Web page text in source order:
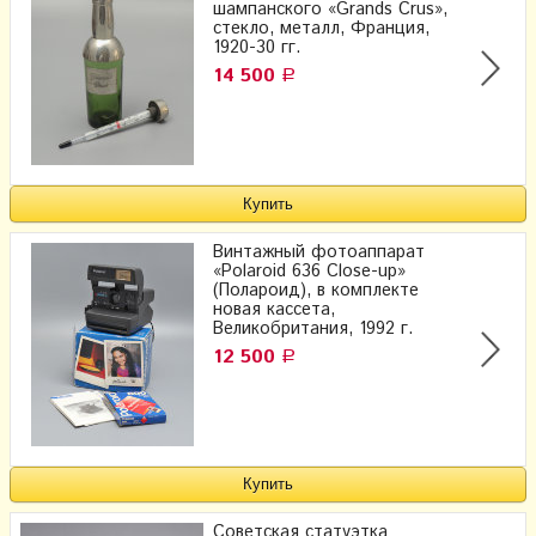
шампанского «Grands Crus»,
стекло, металл, Франция,
1920-30 гг.
14 500 Р
Винтажный фотоаппарат
«Polaroid 636 Close-up»
(Полароид), в комплекте
новая кассета,
Великобритания, 1992 г.
12 500 Р